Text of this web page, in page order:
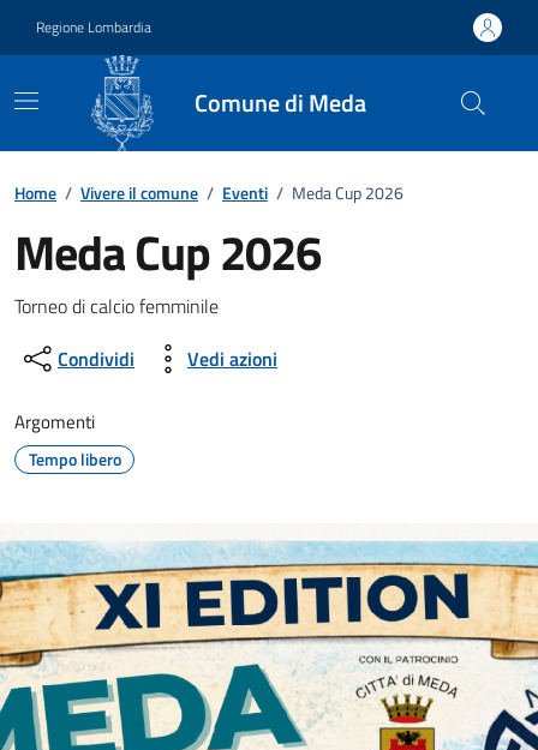
Regione Lombardia
Comune di Meda
Home / Vivere il comune / Eventi / Meda Cup 2026
Meda Cup 2026
Dettagli della notizia
Torneo di calcio femminile
Condividi
Vedi azioni
Argomenti
Tempo libero